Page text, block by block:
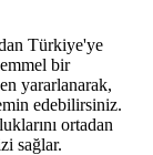
Türkiye'ye
bir
yararlanarak,
edebilirsiniz.
ortadan
sağlar.